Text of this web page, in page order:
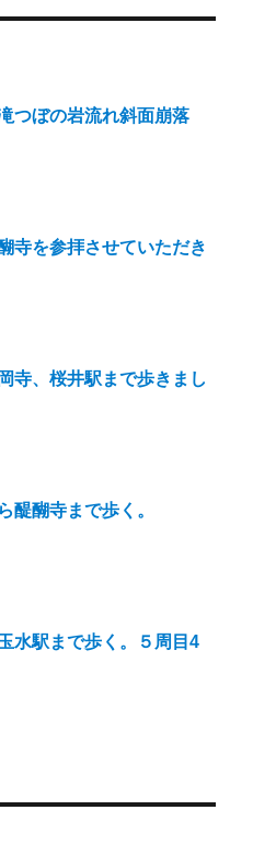
つぼの岩流れ斜面崩落
寺を参拝させていただき
寺、桜井駅まで歩きまし
醍醐寺まで歩く。
水駅まで歩く。５周目4